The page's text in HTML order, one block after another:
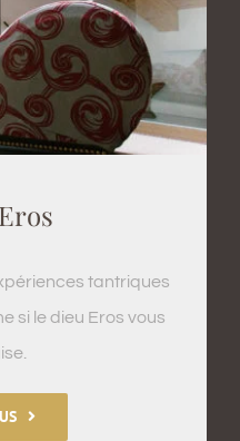
tantriques
si le dieu Eros vous